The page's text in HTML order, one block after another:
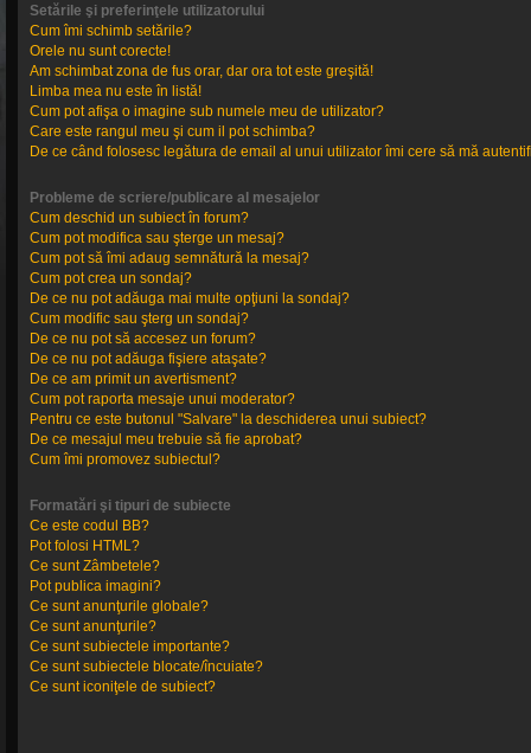
Setările şi preferinţele utilizatorului
Cum îmi schimb setările?
Orele nu sunt corecte!
Am schimbat zona de fus orar, dar ora tot este greşită!
Limba mea nu este în listă!
Cum pot afişa o imagine sub numele meu de utilizator?
Care este rangul meu şi cum il pot schimba?
De ce când folosesc legătura de email al unui utilizator îmi cere să mă
Probleme de scriere/publicare al mesajelor
Cum deschid un subiect în forum?
Cum pot modifica sau şterge un mesaj?
Cum pot să îmi adaug semnătură la mesaj?
Cum pot crea un sondaj?
De ce nu pot adăuga mai multe opţiuni la sondaj?
Cum modific sau şterg un sondaj?
De ce nu pot să accesez un forum?
De ce nu pot adăuga fişiere ataşate?
De ce am primit un avertisment?
Cum pot raporta mesaje unui moderator?
Pentru ce este butonul "Salvare" la deschiderea unui subiect?
De ce mesajul meu trebuie să fie aprobat?
Cum îmi promovez subiectul?
Formatări şi tipuri de subiecte
Ce este codul BB?
Pot folosi HTML?
Ce sunt Zâmbetele?
Pot publica imagini?
Ce sunt anunţurile globale?
Ce sunt anunţurile?
Ce sunt subiectele importante?
Ce sunt subiectele blocate/încuiate?
Ce sunt iconiţele de subiect?